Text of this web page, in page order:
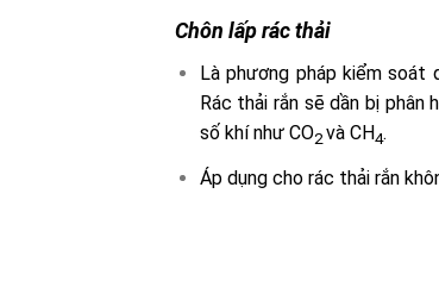
Chôn lấp rác thải
Là phương pháp kiểm soát
Rác thải rắn sẽ dần bị
số khí như CO2và CH4.
Áp dụng cho rác thải rắn